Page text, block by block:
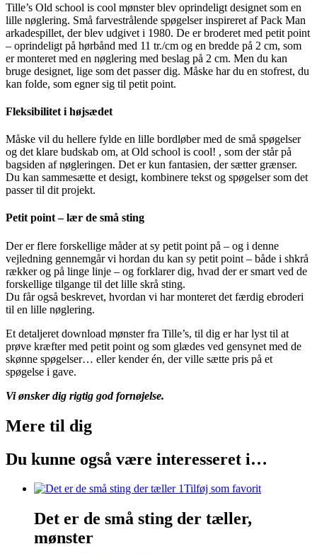
Tille’s Old school is cool mønster blev oprindeligt designet som en
lille nøglering. Små farvestrålende spøgelser inspireret af Pack Man
arkadespillet, der blev udgivet i 1980. De er broderet med petit point
– oprindeligt på hørbånd med 11 tr./cm og en bredde på 2 cm, som
er monteret med en nøglering med beslag på 2 cm. Men du kan
bruge designet, lige som det passer dig. Måske har du en stofrest, du
kan folde, som egner sig til petit point.
Fleksibilitet i højsædet
Måske vil du hellere fylde en lille bordløber med de små spøgelser
og det klare budskab om, at Old school is cool! , som der står på
bagsiden af nøgleringen. Det er kun fantasien, der sætter grænser.
Du kan sammesætte et desigt, kombinere tekst og spøgelser som det
passer til dit projekt.
Petit point – lær de små sting
Der er flere forskellige måder at sy petit point på – og i denne
vejledning gennemgår vi hordan du kan sy petit point – både i shkrå
rækker og på linge linje – og forklarer dig, hvad der er smart ved de
forskellige tilgange til det lille skrå sting.
Du får også beskrevet, hvordan vi har monteret det færdig ebroderi
til en lille nøglering.
Et detaljeret download mønster fra Tille’s, til dig er har lyst til at
prøve kræfter med petit point og som glædes ved gensynet med de
skønne spøgelser… eller kender én, der ville sætte pris på et
spøgelse i gave.
Vi ønsker dig rigtig god fornøjelse.
Mere til dig
Du kunne også være interesseret i…
Tilføj som favorit
Det er de små sting der tæller,
mønster